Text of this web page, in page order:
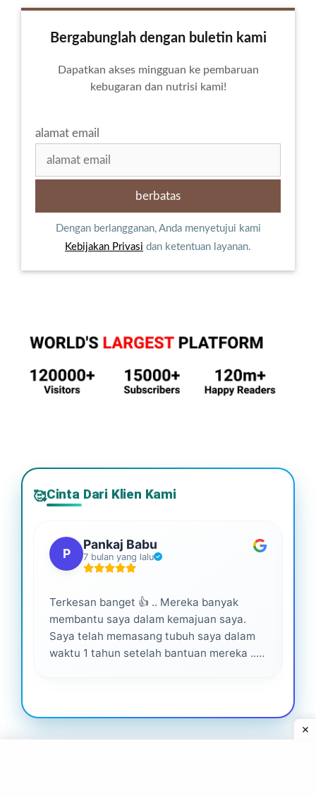
Bergabunglah dengan buletin kami
Dapatkan akses mingguan ke pembaruan
kebugaran dan nutrisi kami!
alamat email
Dengan berlangganan, Anda menyetujui kami
Kebijakan Privasi dan ketentuan layanan.
🥰Cinta Dari Klien Kami
P
Pankaj Babu
7 bulan yang lalu
Terkesan banget 👍 .. Mereka banyak
membantu saya dalam kemajuan saya.
Saya telah memasang tubuh saya dalam
waktu 1 tahun setelah bantuan mereka ...